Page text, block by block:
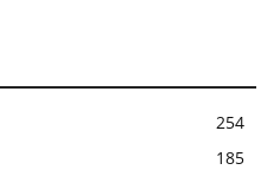
254
185